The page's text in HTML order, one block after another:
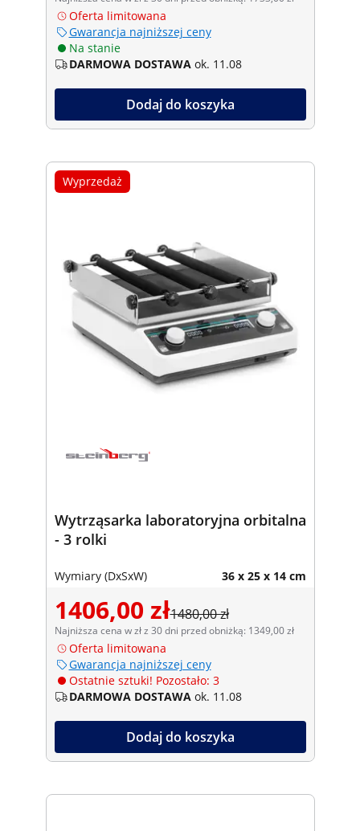
Oferta limitowana
Gwarancja najniższej ceny
Na stanie
DARMOWA DOSTAWA ok. 11.08
Dodaj do koszyka
Wyprzedaż
Wytrząsarka laboratoryjna orbitalna
- 3 rolki
Wymiary (DxSxW) 36 x 25 x 14 cm
1406,00 zł1480,00 zł
Najniższa cena w zł z 30 dni przed obniżką: 1349,00 zł
Oferta limitowana
Gwarancja najniższej ceny
Ostatnie sztuki! Pozostało: 3
DARMOWA DOSTAWA ok. 11.08
Dodaj do koszyka